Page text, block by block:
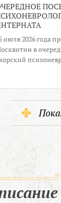
июля 2026 года
в